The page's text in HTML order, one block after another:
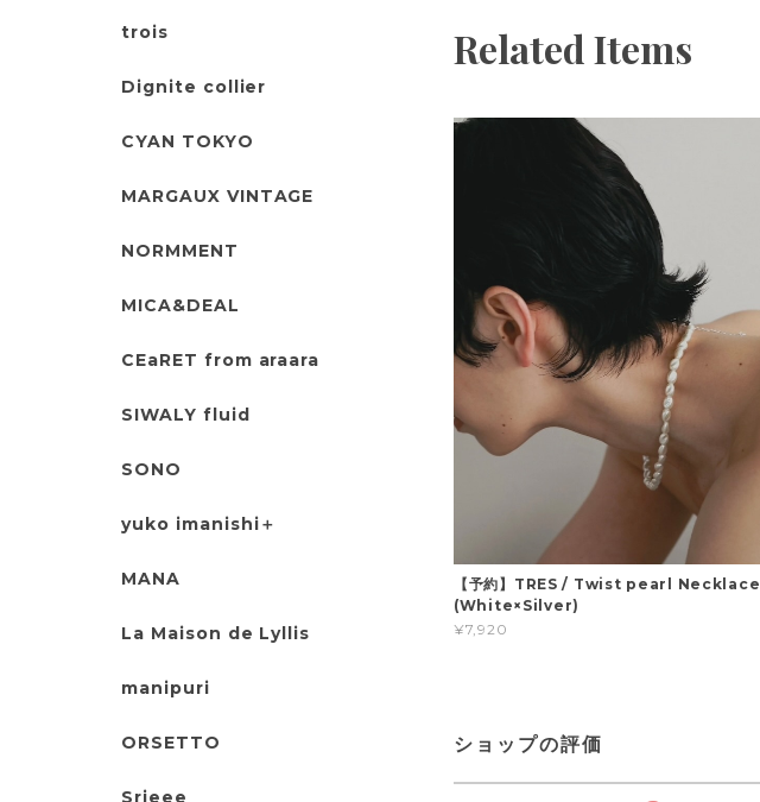
Related Items
【予約】TRES / Twist pearl Necklace
(White×Silver)
¥7,920
ショップの評価
trois
Dignite collier
CYAN TOKYO
MARGAUX VINTAGE
NORMMENT
MICA&DEAL
CEaRET from araara
SIWALY fluid
SONO
yuko imanishi＋
MANA
La Maison de Lyllis
manipuri
ORSETTO
Srieee